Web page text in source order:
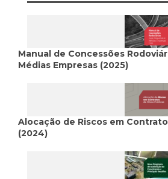
Manual de Concessões
Médias Empresas (2025)
Alocação de Riscos em
(2024)